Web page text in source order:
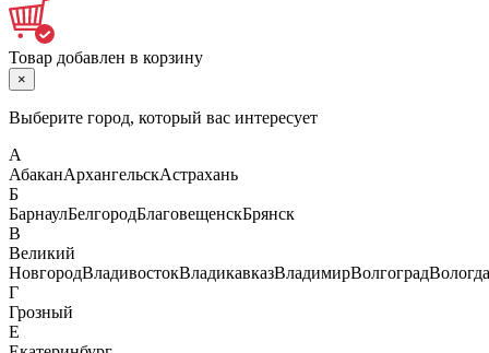
Товар добавлен в корзину
×
Выберите город, который вас интересует
А
АбаканАрхангельскАстрахань
Б
БарнаулБелгородБлаговещенскБрянск
В
Великий
НовгородВладивостокВладикавказВладимирВолгоградВологда
Г
Грозный
Е